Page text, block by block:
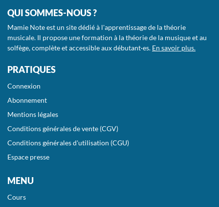
QUI SOMMES-NOUS ?
Mamie Note est un site dédié à l'apprentissage de la théorie
musicale. Il propose une formation à la théorie de la musique et au
solfège, complète et accessible aux débutant·es. En savoir plus.
PRATIQUES
Connexion
Abonnement
Mentions légales
Conditions générales de vente (CGV)
Conditions générales d'utilisation (CGU)
Espace presse
MENU
Cours